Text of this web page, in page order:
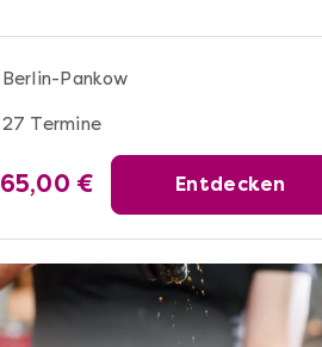
Berlin-Pankow
27 Termine
65,00 € Entdecken